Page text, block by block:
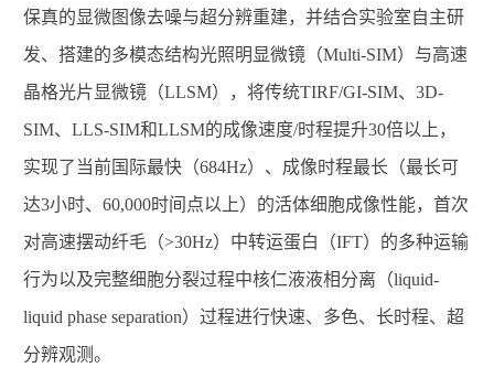
保真的显微图像去噪与超分辨重建，并结合实验室自主研
发、搭建的多模态结构光照明显微镜（Multi-SIM）与高速
晶格光片显微镜（LLSM），将传统TIRF/GI-SIM、 3D-
SIM、 LLS-SIM和LLSM的成像速度/时程提升30倍以上，
实现了当前国际最快（684Hz）、成像时程最长（最长可
达3小时、 60,000时间点以上）的活体细胞成像性能，首次
对高速摆动纤毛（>30Hz）中转运蛋白（IFT）的多种运输
行为以及完整细胞分裂过程中核仁液液相分离（liquid-
liquid phase separation）过程进行快速、多色、长时程、超
分辨观测。